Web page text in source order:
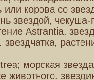
корова со
звездой, чекуша-
Astrantia.
звездчатка,
морская
животного.